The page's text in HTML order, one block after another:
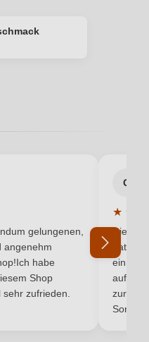
Trocken
Ellerstadt, Deutschland
2024
von 5 von 5 Sternen
gelungenen,
angenehm
habe
Shop
zufrieden.
G
★ ★
Die
hat
einmal
auf
zurück
Son...